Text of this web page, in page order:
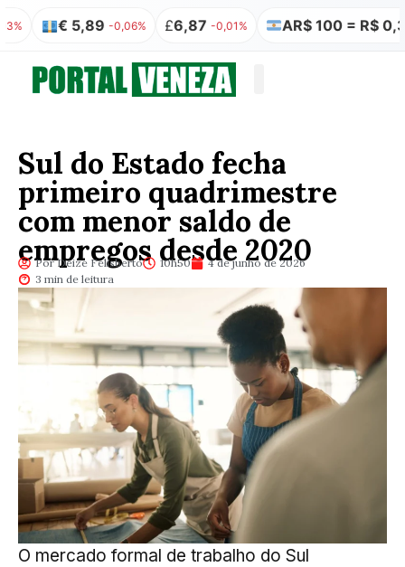
€ 5,89 -0,06% £6,87 -0,01% AR$ 100 = R$ 0,32 0,00%
Sul do Estado fecha
primeiro quadrimestre
com menor saldo de
empregos desde 2020
Por Deize Felisberto 10h50
4 de junho de 2026
3 min de leitura
O mercado formal de trabalho do Sul